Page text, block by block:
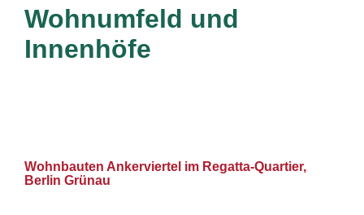
Wohnumfeld und
Innenhöfe
Wohnbauten Ankerviertel im Regatta-Quartier,
Berlin Grünau